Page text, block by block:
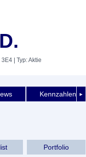
3E4 | Typ: Aktie
►
Kennzahlen
Portfolio